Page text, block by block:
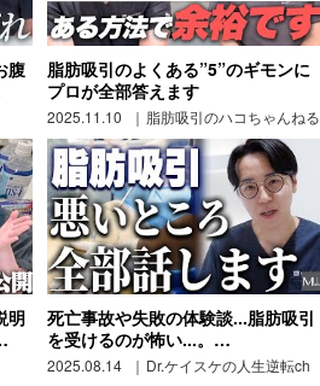
腹
脂肪吸引のよくある”5”のギモンに
プロが全部答えます
2025.11.10 脂肪吸引のハコちゃんねる
明
死亡事故や失敗の体験談...脂肪吸引
を受けるのが怖い...。…
2025.08.14 Dr.ケイスケの人生逆転ch